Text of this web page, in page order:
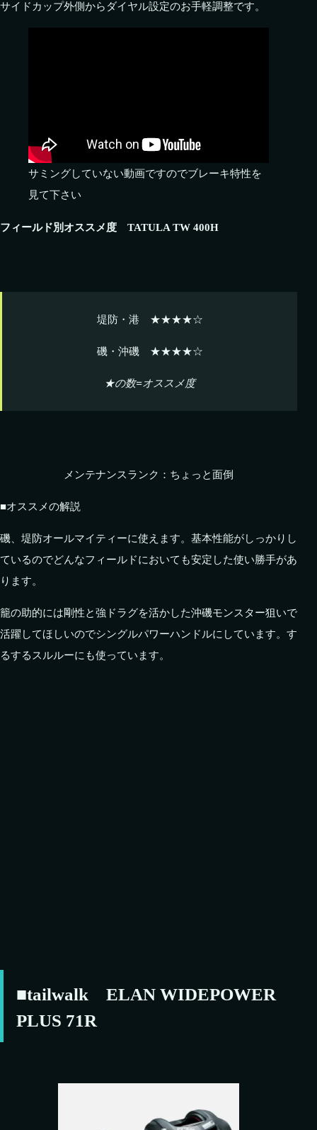
サイドカップ外側からダイヤル設定のお手軽調整です。
サミングしていない動画ですのでブレーキ特性を
見て下さい
フィールド別オススメ度 TATULA TW 400H
堤防・港 ★★★★☆
磯・沖磯 ★★★★☆
★の数=オススメ度
メンテナンスランク：ちょっと面倒
■オススメの解説
磯、堤防オールマイティーに使えます。基本性能がしっかりし
ているのでどんなフィールドにおいても安定した使い勝手があ
ります。
籠の助的には剛性と強ドラグを活かした沖磯モンスター狙いで
活躍してほしいのでシングルパワーハンドルにしています。す
るするスルルーにも使っています。
■tailwalk ELAN WIDEPOWER
PLUS 71R